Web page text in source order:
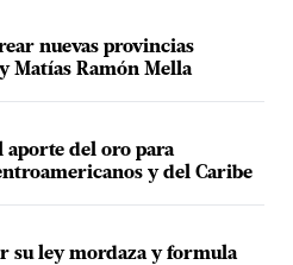
nuevas provincias
Matías Ramón Mella
aporte del oro para
y del Caribe
su ley mordaza y formula